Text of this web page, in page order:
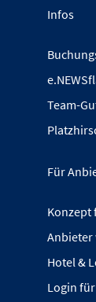
Infos
Team-
Für
Konzept
Anbieter
Hotel &
Login